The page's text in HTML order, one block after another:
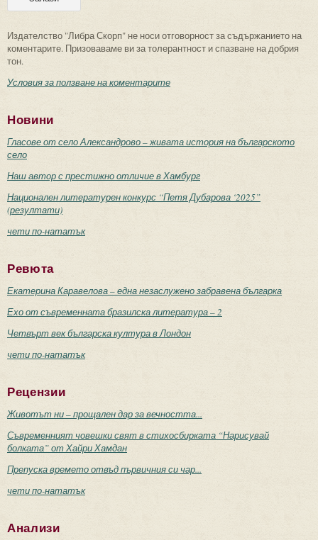
Издателство "Либра Скорп" не носи отговорност за съдържанието на
коментарите. Призоваваме ви за толерантност и спазване на добрия
тон.
Условия за ползване на коментарите
Новини
Гласове от село Александрово – живата история на българското
село
Наш автор с престижно отличие в Хамбург
Национален литературен конкурс “Петя Дубарова ‘2025”
(резултати)
чети по-нататък
Ревюта
Екатерина Каравелова – една незаслужено забравена българка
Ехо от съвременната бразилска литература – 2
Четвърт век българска култура в Лондон
чети по-нататък
Рецензии
Животът ни – прощален дар за вечността...
Съвременният човешки свят в стихосбирката “Нарисувай
болката” от Хайри Хамдан
Препуска времето отвъд първичния си чар...
чети по-нататък
Анализи